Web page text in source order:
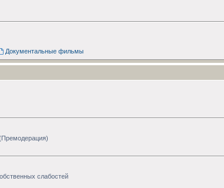
Документальные фильмы
слабостей